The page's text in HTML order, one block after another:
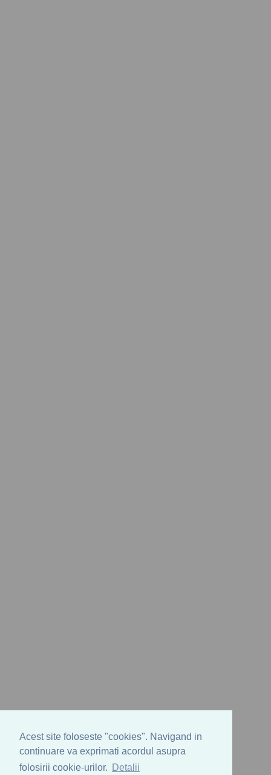
Acest site foloseste "cookies". Navigand in
continuare va exprimati acordul asupra
folosirii cookie-urilor.
Detalii